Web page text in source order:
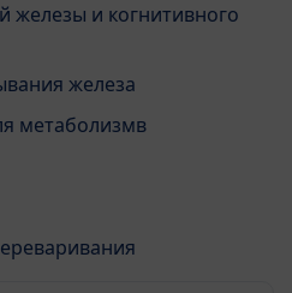
железы и когнитивного
железа
метаболизмв